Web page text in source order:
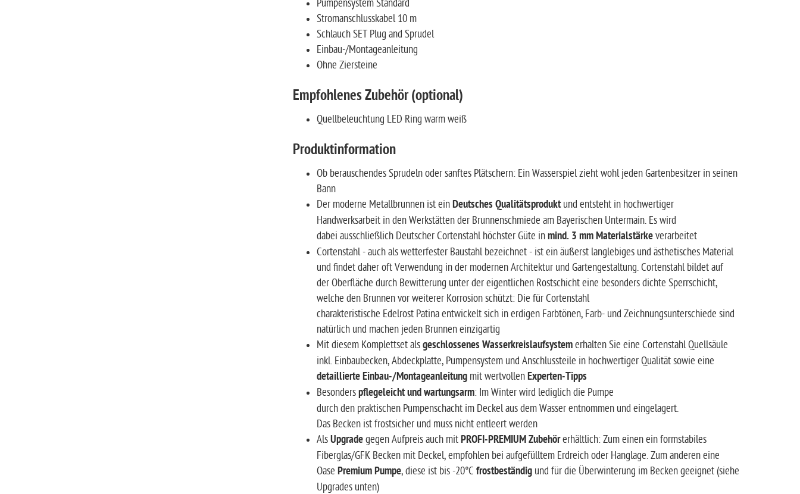
Pumpensystem Standard
Stromanschlusskabel 10 m
Schlauch SET Plug and Sprudel
Einbau-/Montageanleitung
Ohne Ziersteine
Empfohlenes Zubehör (optional)
Quellbeleuchtung LED Ring warm weiß
Produktinformation
Ob berauschendes Sprudeln oder sanftes Plätschern: Ein Wasserspiel zieht wohl jeden Gartenbesitzer in seinen
Bann
Der moderne Metallbrunnen ist einDeutsches Qualitätsproduktund entsteht in hochwertiger
Handwerksarbeit in den Werkstätten der Brunnenschmiede am Bayerischen Untermain. Es wird
dabei ausschließlich Deutscher Cortenstahl höchster Güte inmind. 3 mm Materialstärkeverarbeitet
Cortenstahl - auch als wetterfester Baustahl bezeichnet - ist ein äußerst langlebiges und ästhetisches Material
und findet daher oft Verwendung in der modernen Architektur und Gartengestaltung. Cortenstahl bildet auf
der Oberfläche durch Bewitterung unter der eigentlichen Rostschicht eine besonders dichte Sperrschicht,
welche den Brunnen vor weiterer Korrosion schützt: Die für Cortenstahl
charakteristische Edelrost Patina entwickelt sich in erdigen Farbtönen, Farb- und Zeichnungsunterschiede sind
natürlich und machen jeden Brunnen einzigartig
Mit diesem Komplettset alsgeschlossenes Wasserkreislaufsystemerhalten Sie eine Cortenstahl Quellsäule
inkl. Einbaubecken, Abdeckplatte, Pumpensystem und Anschlussteile in hochwertiger Qualität sowie eine
detaillierte Einbau-/Montageanleitung mit wertvollenExperten-Tipps
Besonderspflegeleicht und wartungsarm: Im Winter wird lediglich die Pumpe
durch den praktischen Pumpenschacht im Deckel aus dem Wasser entnommen und eingelagert.
Das Becken ist frostsicher und muss nicht entleert werden
AlsUpgradegegen Aufpreis auch mitPROFI-PREMIUM Zubehörerhältlich: Zum einen ein formstabiles
Fiberglas/GFK Becken mit Deckel, empfohlen bei aufgefülltem Erdreich oder Hanglage. Zum anderen eine
Oase Premium Pumpe, diese ist bis -20°C frostbeständig und für die Überwinterung im Becken geeignet (siehe
Upgrades unten)